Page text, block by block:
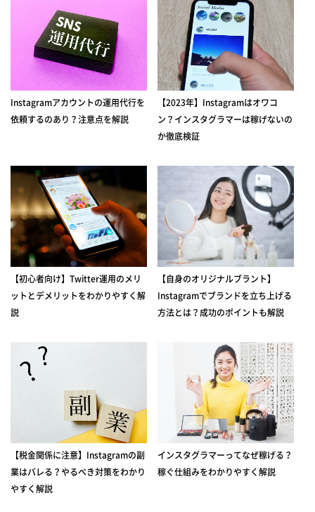
Instagramアカウントの運用代行を
依頼するのあり？注意点を解説
【2023年】Instagramはオワコ
ン？インスタグラマーは稼げないの
か徹底検証
【初心者向け】Twitter運用のメリ
ットとデメリットをわかりやすく解
説
【自身のオリジナルブラント】
Instagramでブランドを立ち上げる
方法とは？成功のポイントも解説
【税金関係に注意】Instagramの副
業はバレる？やるべき対策をわかり
やすく解説
インスタグラマーってなぜ稼げる？
稼ぐ仕組みをわかりやすく解説